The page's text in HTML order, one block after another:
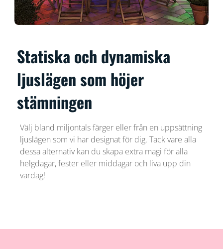
Statiska och dynamiska
ljuslägen som höjer
stämningen
Välj bland miljontals färger eller från en uppsättning
ljuslägen som vi har designat för dig. Tack vare alla
dessa alternativ kan du skapa extra magi för alla
helgdagar, fester eller middagar och liva upp din
vardag!